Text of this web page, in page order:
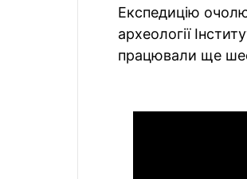
Експедицію
археології
працювали ще